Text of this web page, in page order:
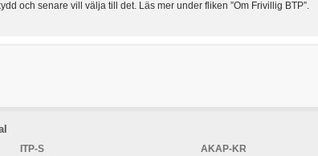
och senare vill välja till det. Läs mer under fliken ”Om Frivillig BTP”.
ITP-S AKAP-KR